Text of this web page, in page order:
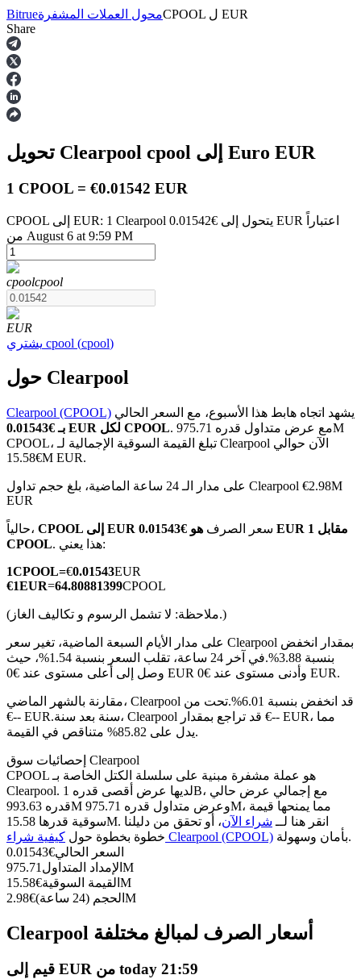
العقود الآجلة
العقود الآجلة لـ COIN-M
TradFi
العقود الآجلة USDC
انضم إلى أفضل المتداولين
Bitrueمحول العملات المشفرةCPOOL ل EUR
Share
تحويل Clearpool cpool إلى Euro EUR
1 CPOOL = €0.01542 EUR
CPOOL إلى EUR: 1 Clearpool يتحول إلى €0.01542 EUR اعتباراً
من August 6 at 9:59 PM
cpoolcpool
EUR
يشتري cpool (cpool)
حول Clearpool
Clearpool (CPOOL) يشهد اتجاه هابط هذا الأسبوع، مع السعر الحالي
بـ €0.01543 EUR لكل CPOOL. مع عرض متداول قدره 975.71M
CPOOL، تبلغ القيمة السوقية الإجمالية لـ Clearpool الآن حوالي
€15.58M EUR.
على مدار الـ 24 ساعة الماضية، بلغ حجم تداول Clearpool €2.98M
EUR
حالياً، CPOOL إلى EUR سعر الصرف
هو €0.01543 EUR مقابل 1
CPOOL
. هذا يعني:
1CPOOL=€0.01543EUR
€1EUR=64.80881399CPOOL
(ملاحظة: لا تشمل الرسوم و تكاليف الغاز.)
على مدار الأيام السبعة الماضية، تغير سعر Clearpool بمقدار انخفض
بنسبة 3.88%.
في آخر 24 ساعة، تقلب السعر بنسبة 1.54%، حيث
وصل إلى أعلى مستوى عند €0 EUR وأدنى مستوى عند €0 EUR.
مقارنة بالشهر الماضي، Clearpool قد انخفض بنسبة 6.01%.تحت من
€-- EUR.سنة بعد سنة، Clearpool قد تراجع بمقدار €-- EUR، مما
يدل على 85.82% متناقص في القيمة.
إحصائيات سوق Clearpool
CPOOL هو عملة مشفرة مبنية على سلسلة الكتل الخاصة بـ
Clearpool. لديها عرض أقصى قدره 1B، مع إجمالي عرض حالي
قدره 993.63M وعرض متداول قدره 975.71M، مما يمنحها قيمة
سوقية قدرها 15.58M. انقر هنا لــ شراء الآن، أو تحقق من دليلنا
خطوة بخطوة حول كيفية شراء Clearpool (CPOOL)
بأمان وسهولة.
السعر الحالي€
0.01543
الإمداد المتداول 975.71M
القيمة السوقية€
15.58M
الحجم (24 ساعة)
€ 2.98M
Clearpool أسعار الصرف لمبالغ مختلفة
قيم إلى EUR من today 21:59